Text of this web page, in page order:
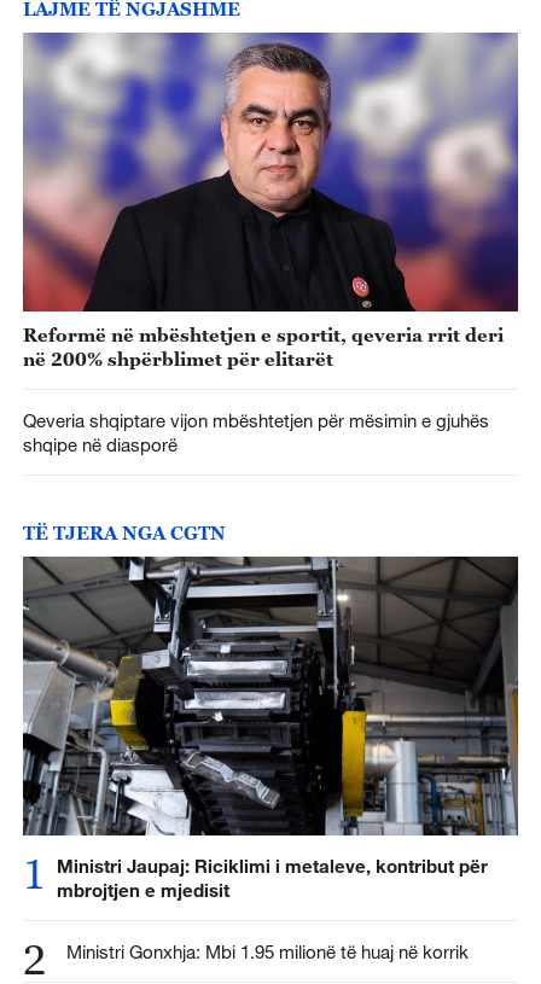
LAJME TË NGJASHME
Reformë në mbështetjen e sportit, qeveria rrit deri
në 200% shpërblimet për elitarët
Qeveria shqiptare vijon mbështetjen për mësimin e gjuhës
shqipe në diasporë
TË TJERA NGA CGTN
1
Ministri Jaupaj: Riciklimi i metaleve, kontribut për
mbrojtjen e mjedisit
2 Ministri Gonxhja: Mbi 1.95 milionë të huaj në korrik